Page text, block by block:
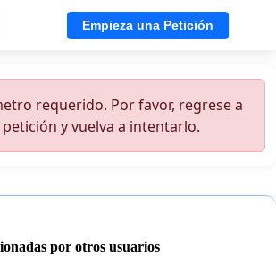
Empieza una Petición
requerido. Por favor, regrese a
y vuelva a intentarlo.
por otros usuarios